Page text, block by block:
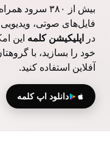
بیش از ۳۸۰
فایل‌های صوتی، ویدیویی
در اپلیکیشن کلمه این
خود را بسازید، با
آفلاین استفاده کنید.
دانلود اپ کلمه